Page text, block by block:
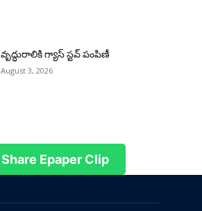
వృద్ధురాలికి గ్యాస్ స్టవ్ పంపిణీ
August 3, 2026
Share Epaper Clip